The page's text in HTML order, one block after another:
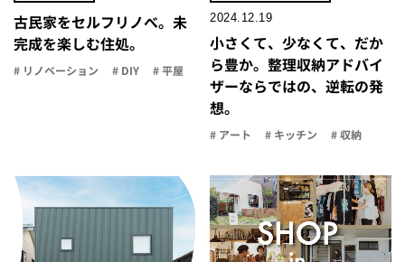
古民家をセルフリノべ。未
完成を楽しむ住処。
# リノベーション # DIY # 平屋
2024.12.19
小さくて、少なくて、だか
ら豊か。整理収納アドバイ
ザーならではの、逆転の発
想。
# アート # キッチン # 収納